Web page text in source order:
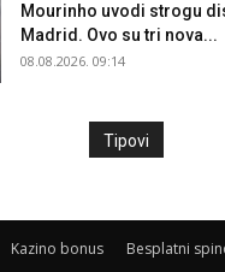
Mourinho uvodi strogu
Madrid. Ovo su tri nova...
08.08.2026. 09:14
Tipovi
Kazino bonus Besplatni